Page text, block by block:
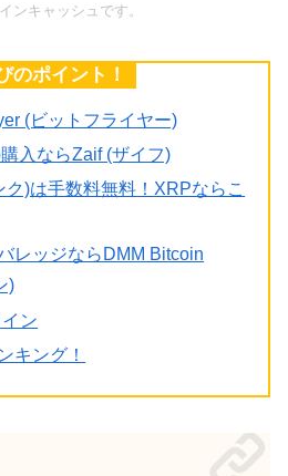
ンキャッシュです。
のポイント！
(ビットフライヤー)
入ならZaif (ザイフ)
ク)は手数料無料！XRPならこ
レッジならDMM Bitcoin
)
ン
キング！